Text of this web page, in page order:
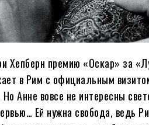
Хепберн премию «Оскар» за
в Рим с официальным
Анне вовсе не интересны
Ей нужна свобода, ведь